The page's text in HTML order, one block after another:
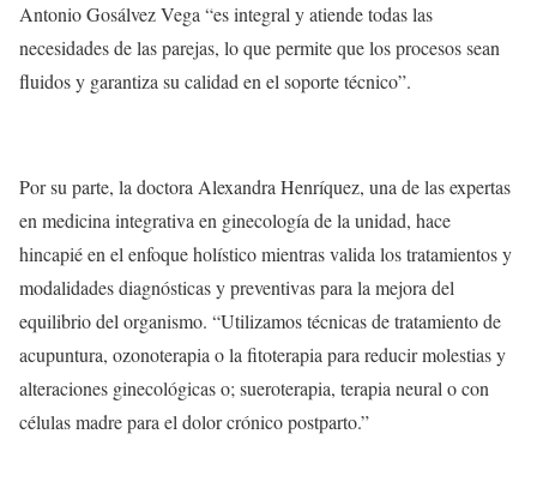
Antonio Gosálvez Vega “es integral y atiende todas las
necesidades de las parejas, lo que permite que los procesos sean
fluidos y garantiza su calidad en el soporte técnico”.
Por su parte, la doctora Alexandra Henríquez, una de las expertas
en medicina integrativa en ginecología de la unidad, hace
hincapié en el enfoque holístico mientras valida los tratamientos y
modalidades diagnósticas y preventivas para la mejora del
equilibrio del organismo. “Utilizamos técnicas de tratamiento de
acupuntura, ozonoterapia o la fitoterapia para reducir molestias y
alteraciones ginecológicas o; sueroterapia, terapia neural o con
células madre para el dolor crónico postparto.”